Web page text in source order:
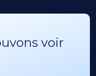
voir